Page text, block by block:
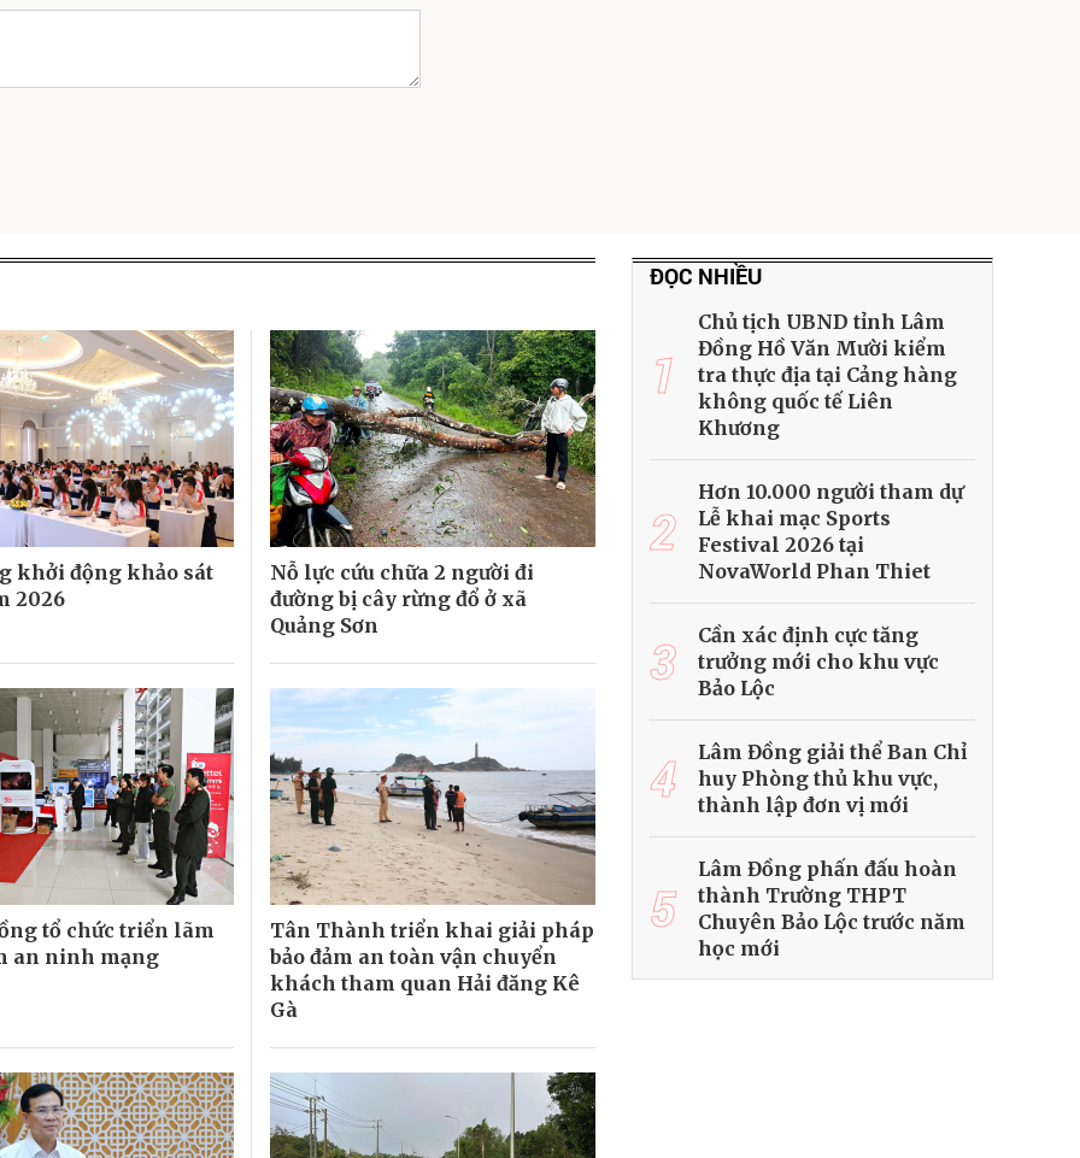
khởi động khảo sát
2026
Nỗ lực cứu chữa 2 người đi
đường bị cây rừng đổ ở xã
Quảng Sơn
tổ chức triển lãm
an ninh mạng
Tân Thành triển khai giải pháp
bảo đảm an toàn vận chuyển
khách tham quan Hải đăng Kê
Gà
ĐỌC NHIỀU
1
Chủ tịch UBND tỉnh Lâm
Đồng Hồ Văn Mười kiểm
tra thực địa tại Cảng hàng
không quốc tế Liên
Khương
2
Hơn 10.000 người tham dự
Lễ khai mạc Sports
Festival 2026 tại
NovaWorld Phan Thiet
3
Cần xác định cực tăng
trưởng mới cho khu vực
Bảo Lộc
4
Lâm Đồng giải thể Ban Chỉ
huy Phòng thủ khu vực,
thành lập đơn vị mới
5
Lâm Đồng phấn đấu hoàn
thành Trường THPT
Chuyên Bảo Lộc trước năm
học mới